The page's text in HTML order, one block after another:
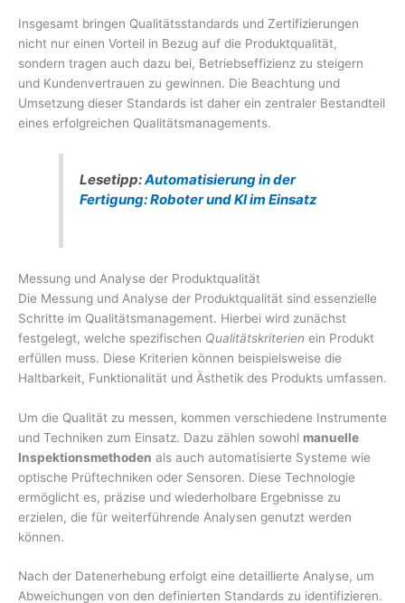
Insgesamt bringen Qualitätsstandards und Zertifizierungen
nicht nur einen Vorteil in Bezug auf die Produktqualität,
sondern tragen auch dazu bei, Betriebseffizienz zu steigern
und Kundenvertrauen zu gewinnen. Die Beachtung und
Umsetzung dieser Standards ist daher ein zentraler Bestandteil
eines erfolgreichen Qualitätsmanagements.
Lesetipp:Automatisierung in der
Fertigung: Roboter und KI im Einsatz
Messung und Analyse der Produktqualität
Die Messung und Analyse der Produktqualität sind essenzielle
Schritte im Qualitätsmanagement. Hierbei wird zunächst
festgelegt, welche spezifischen Qualitätskriterien ein Produkt
erfüllen muss. Diese Kriterien können beispielsweise die
Haltbarkeit, Funktionalität und Ästhetik des Produkts umfassen.
Um die Qualität zu messen, kommen verschiedene Instrumente
und Techniken zum Einsatz. Dazu zählen sowohl manuelle
Inspektionsmethoden als auch automatisierte Systeme wie
optische Prüftechniken oder Sensoren. Diese Technologie
ermöglicht es, präzise und wiederholbare Ergebnisse zu
erzielen, die für weiterführende Analysen genutzt werden
können.
Nach der Datenerhebung erfolgt eine detaillierte Analyse, um
Abweichungen von den definierten Standards zu identifizieren.